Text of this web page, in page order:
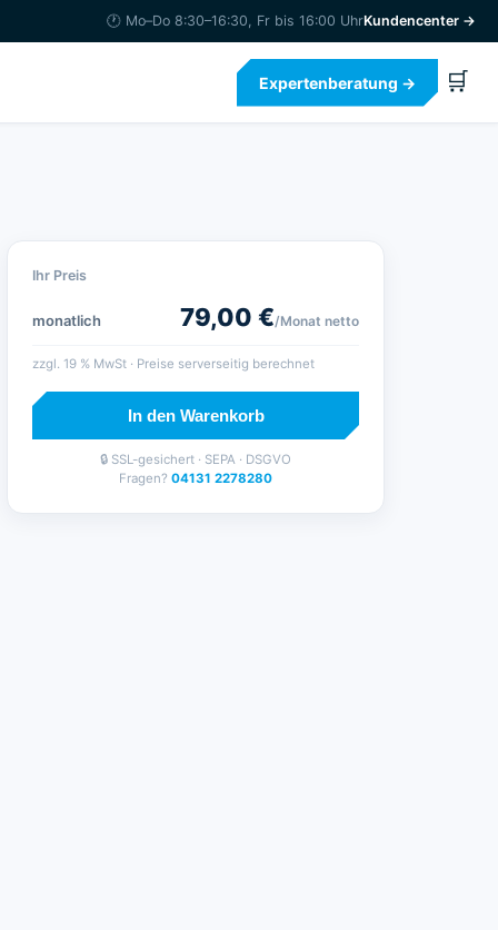
🕐 Mo–Do 8:30–16:30, Fr bis 16:00 UhrKundencenter →
Expertenberatung → 🛒
Ihr Preis
monatlich 79,00 €/Monat netto
zzgl. 19 % MwSt · Preise serverseitig berechnet
In den Warenkorb
🔒 SSL-gesichert · SEPA · DSGVO
Fragen? 04131 2278280